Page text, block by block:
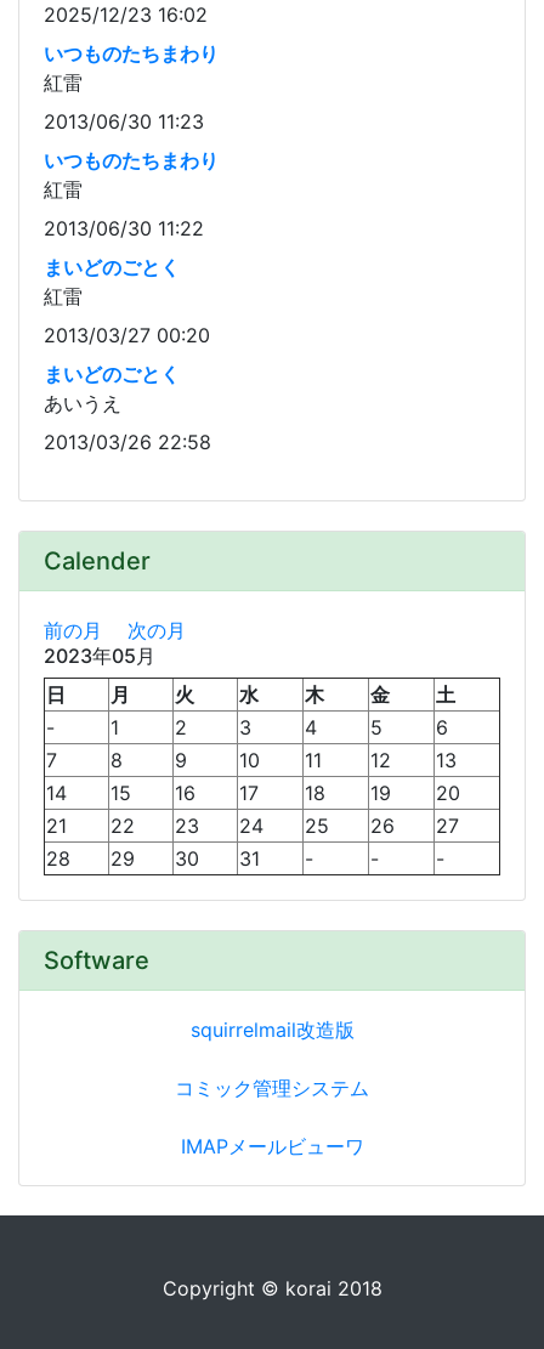
2025/12/23 16:02
いつものたちまわり
紅雷
2013/06/30 11:23
いつものたちまわり
紅雷
2013/06/30 11:22
まいどのごとく
紅雷
2013/03/27 00:20
まいどのごとく
あいうえ
2013/03/26 22:58
Calender
前の月
次の月
2023年05月
日
月 火 水 木 金
土
-
1 2 3 4 5
6
7
8 9 10 11 12
13
14
15 16 17 18 19
20
21
22 23 24 25 26
27
28
29 30 31 - - -
Software
squirrelmail改造版
コミック管理システム
IMAPメールビューワ
Copyright © korai 2018